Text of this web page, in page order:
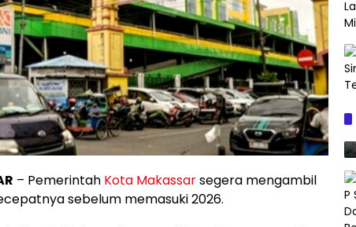
– Pemerintah Kota Makassarsegera mengambil
sebelum memasuki 2026.